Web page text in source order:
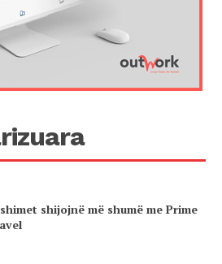
shijojnë më shumë me Prime